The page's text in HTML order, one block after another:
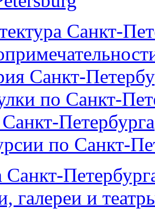
Санкт-
Санкт-
по Санкт-
Петербурга
по Санкт-
Санкт-
галереи и